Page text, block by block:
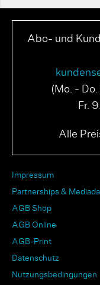
Abo- und
(Mo. -
Fr.
Alle
Impressum
Partnerships &
AGB Shop
AGB Online
AGB-Print
Datenschutz
Nutzungsbedingungen